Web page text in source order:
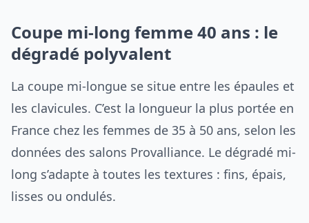
Coupe mi-long femme 40 ans : le
dégradé polyvalent
La coupe mi-longue se situe entre les épaules et
les clavicules. C’est la longueur la plus portée en
France chez les femmes de 35 à 50 ans, selon les
données des salons Provalliance. Le dégradé mi-
long s’adapte à toutes les textures : fins, épais,
lisses ou ondulés.